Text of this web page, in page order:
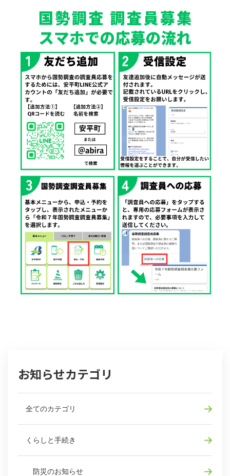
お知らせカテゴリ
全てのカテゴリ
くらしと手続き
防災のお知らせ